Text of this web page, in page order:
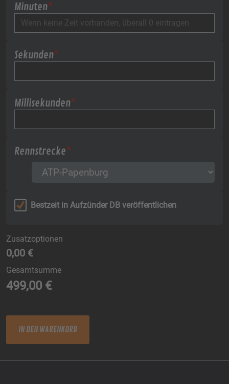
*
Minuten
*
Sekunden
*
Millisekunden
*
Rennstrecke
Bestzeit in Aufzünder DB veröffentlichen
Zusatzoptionen
0,00 €
Gesamtsumme
499,00 €
IN DEN WARENKORB